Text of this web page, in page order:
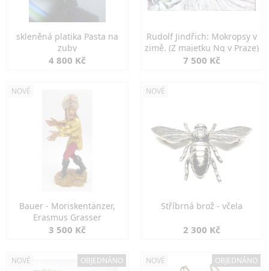
skleněná platika Pasta na
zuby
4 800 Kč
Rudolf Jindřich: Mokropsy v
zimě. (Z majetku Ng v Praze)
7 500 Kč
NOVÉ
Bauer - Moriskentänzer,
Erasmus Grasser
3 500 Kč
NOVÉ
Stříbrná brož - včela
2 300 Kč
NOVÉ OBJEDNÁNO NOVÉ OBJEDNÁNO